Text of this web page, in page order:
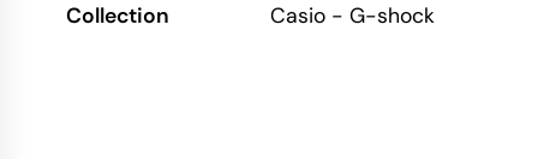
Collection
Casio - G-shock